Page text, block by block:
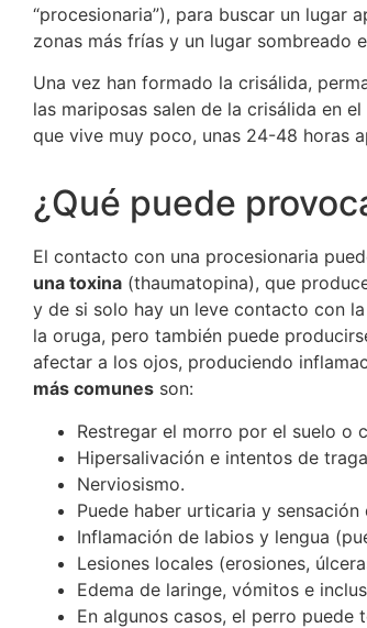
“procesionaria”), para buscar un lugar
zonas más frías y un lugar sombreado
Una vez han formado la crisálida,
las mariposas salen de la crisálida en
que vive muy poco, unas 24-48 horas
¿Qué puede
El contacto con una procesionaria
una toxina (thaumatopina), que
y de si solo hay un leve contacto con
la oruga, pero también puede
afectar a los ojos, produciendo
más comunes son:
Restregar el morro por el suelo o
Hipersalivación e intentos de
Nerviosismo.
Puede haber urticaria y sensación
Inflamación de labios y lengua
Lesiones locales (erosiones,
Edema de laringe, vómitos e
En algunos casos, el perro